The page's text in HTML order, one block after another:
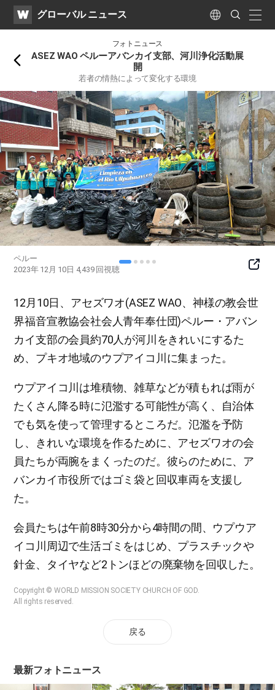
WATVグローバル ニュース Language
Search
Submit
フォトニュース
ASEZ WAO ペルーアバンカイ支部、河川浄化活動展
開
若者の情熱によって変化する環境
ペルー
2023年 12月 10日 4,439 回視聴
SNS
12月10日、アセズワオ(ASEZ WAO、神様の教会世
界福音宣教協会社会人青年奉仕団)ペルー・アバン
カイ支部の会員約70人が河川をきれいにするた
め、プキオ地域のウプアイコ川に集まった。
ウプアイコ川は堆積物、雑草などが積もれば雨が
たくさん降る時に氾濫する可能性が高く、自治体
でも気を使って管理するところだ。氾濫を予防
し、きれいな環境を作るために、アセズワオの会
員たちが両腕をまくったのだ。彼らのために、ア
バンカイ市役所ではゴミ袋と回収車両を支援し
た。
会員たちは午前8時30分から4時間の間、ウプウア
イコ川周辺で生活ゴミをはじめ、プラスチックや
針金、タイヤなど2トンほどの廃棄物を回収した。
Copyright © WORLD MISSION SOCIETY CHURCH OF GOD.
All rights reserved.
戻る
最新フォトニュース